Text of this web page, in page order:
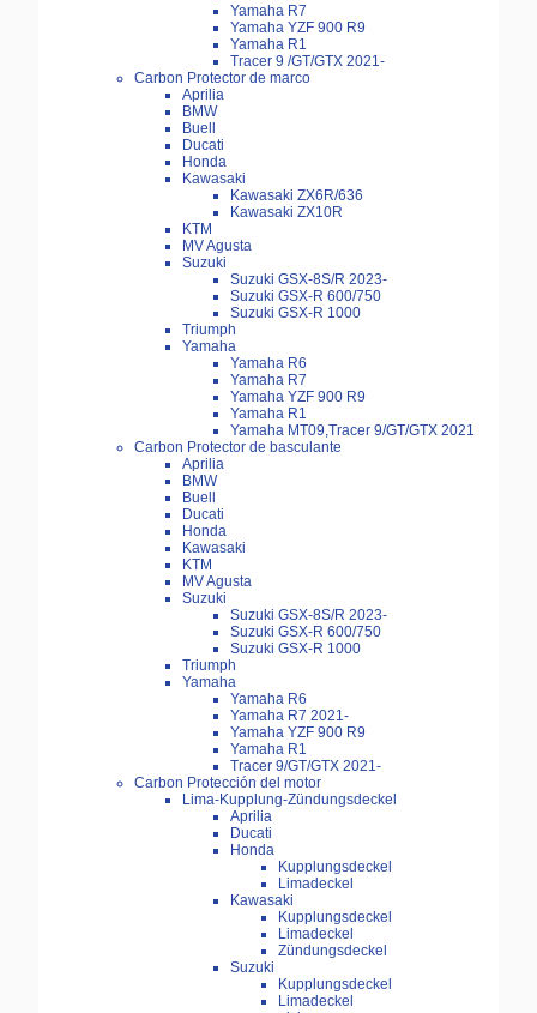
Yamaha R7
Yamaha YZF 900 R9
Yamaha R1
Tracer 9 /GT/GTX 2021-
Carbon Protector de marco
Aprilia
BMW
Buell
Ducati
Honda
Kawasaki
Kawasaki ZX6R/636
Kawasaki ZX10R
KTM
MV Agusta
Suzuki
Suzuki GSX-8S/R 2023-
Suzuki GSX-R 600/750
Suzuki GSX-R 1000
Triumph
Yamaha
Yamaha R6
Yamaha R7
Yamaha YZF 900 R9
Yamaha R1
Yamaha MT09,Tracer 9/GT/GTX 2021
Carbon Protector de basculante
Aprilia
BMW
Buell
Ducati
Honda
Kawasaki
KTM
MV Agusta
Suzuki
Suzuki GSX-8S/R 2023-
Suzuki GSX-R 600/750
Suzuki GSX-R 1000
Triumph
Yamaha
Yamaha R6
Yamaha R7 2021-
Yamaha YZF 900 R9
Yamaha R1
Tracer 9/GT/GTX 2021-
Carbon Protección del motor
Lima-Kupplung-Zündungsdeckel
Aprilia
Ducati
Honda
Kupplungsdeckel
Limadeckel
Kawasaki
Kupplungsdeckel
Limadeckel
Zündungsdeckel
Suzuki
Kupplungsdeckel
Limadeckel